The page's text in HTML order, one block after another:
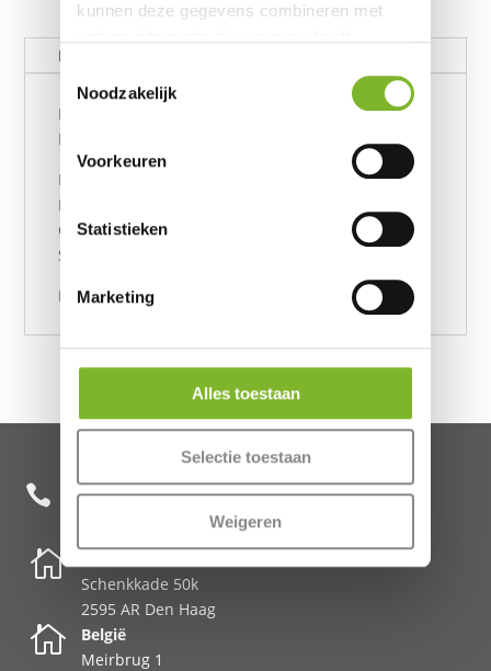
kunnen deze gegevens combineren met
basis van uw gebruik van hun services.
Toestemmingsselectie
Noodzakelijk
Voorkeuren
Statistieken
Marketing
Alles toestaan
Selectie toestaan
Weigeren
Beschrijving
Hardheid 22
Maat 140 x 200
Leeftijd is 39 jaar.
Lengte: 165 cm.
Gewicht: 54 kg.
Slaaphouding: zowel op zij als op de buik
Proefslapen 120 dagen
 +31 85 482 0020

Schenkkade 50k
2595 AR Den Haag

België
Meirbrug 1